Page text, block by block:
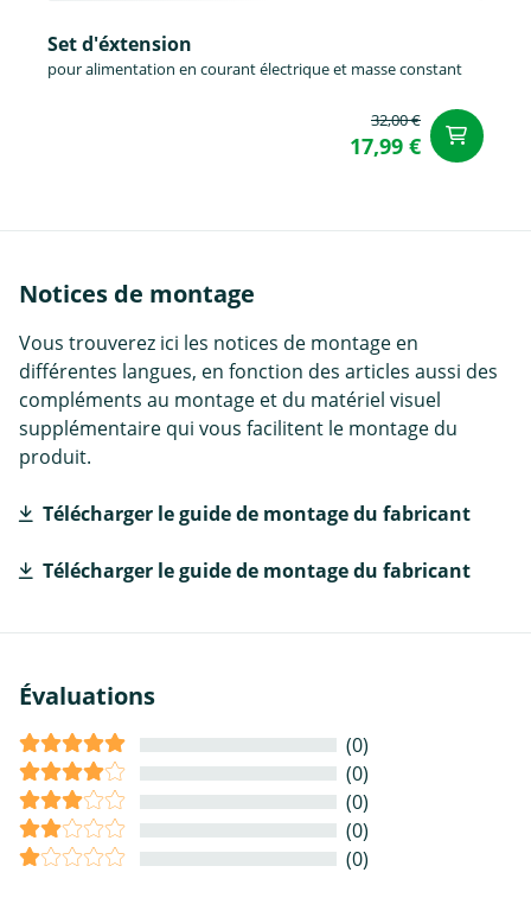
Set d'éxtension
pour alimentation en courant électrique et masse constant
32,00 €
17,99 €
Notices de montage
Vous trouverez ici les notices de montage en
différentes langues, en fonction des articles aussi des
compléments au montage et du matériel visuel
supplémentaire qui vous facilitent le montage du
produit.
Télécharger le guide de montage du fabricant
Télécharger le guide de montage du fabricant
Évaluations
(0)
(0)
(0)
(0)
(0)